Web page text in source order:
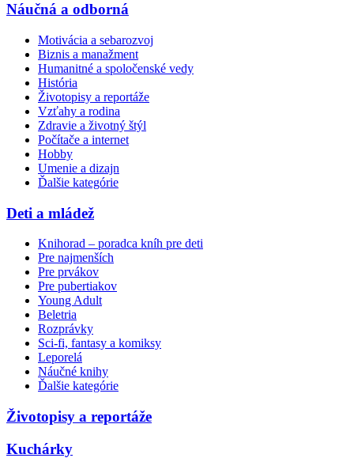
Náučná a odborná
Motivácia a sebarozvoj
Biznis a manažment
Humanitné a spoločenské vedy
História
Životopisy a reportáže
Vzťahy a rodina
Zdravie a životný štýl
Počítače a internet
Hobby
Umenie a dizajn
Ďalšie kategórie
Deti a mládež
Knihorad – poradca kníh pre deti
Pre najmenších
Pre prvákov
Pre pubertiakov
Young Adult
Beletria
Rozprávky
Sci-fi, fantasy a komiksy
Leporelá
Náučné knihy
Ďalšie kategórie
Životopisy a reportáže
Kuchárky